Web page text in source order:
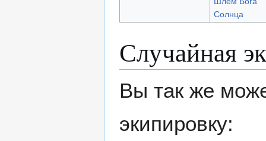
Солнца
Случайная
Вы так же
экипировку: